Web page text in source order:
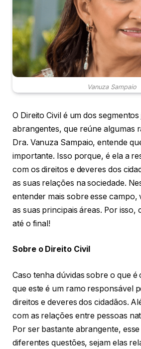
Vanuza Sampaio
O Direito Civil é um dos
abrangentes, que reúne algumas
Dra. Vanuza Sampaio, entende
importante. Isso porque, é ela a
com os direitos e deveres dos
as suas relações na sociedade.
entender mais sobre esse
as suas principais áreas. Por isso,
até o final!
Sobre o Direito Civil
Caso tenha dúvidas sobre o que é
que este é um ramo responsável
direitos e deveres dos cidadãos.
com as relações entre pessoas
Por ser bastante abrangente,
diferentes questões, sejam elas